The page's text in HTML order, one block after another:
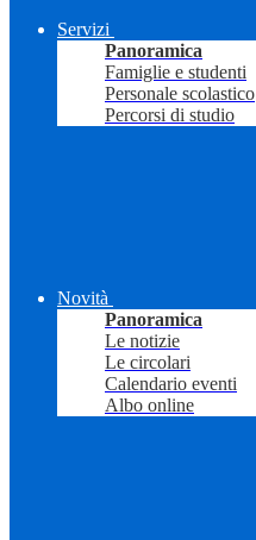
Servizi
Panoramica
Famiglie e studenti
Personale scolastico
Percorsi di studio
Novità
Panoramica
Le notizie
Le circolari
Calendario eventi
Albo online